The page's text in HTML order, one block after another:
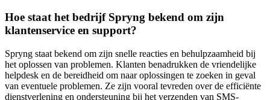
Hoe staat het bedrijf Spryng bekend om zijn
klantenservice en support?
Spryng staat bekend om zijn snelle reacties en behulpzaamheid bij
het oplossen van problemen. Klanten benadrukken de vriendelijke
helpdesk en de bereidheid om naar oplossingen te zoeken in geval
van eventuele problemen. Ze zijn vooral tevreden over de efficiënte
dienstverlening en ondersteuning bij het verzenden van SMS-